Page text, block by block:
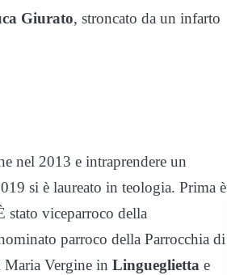
Giurato, stroncato da un infarto
nel 2013 e intraprendere un
si è laureato in teologia. Prima è
stato viceparroco della
parroco della Parrocchia di
Vergine in Lingueglietta e